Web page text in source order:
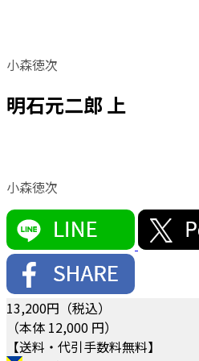
小森徳次
明石元二郎 上
小森徳次
13,200円（税込）
（本体 12,000 円）
【送料・代引手数料無料】